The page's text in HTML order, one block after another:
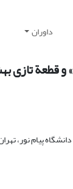
داوران
قطعة تازی
پیام نور،